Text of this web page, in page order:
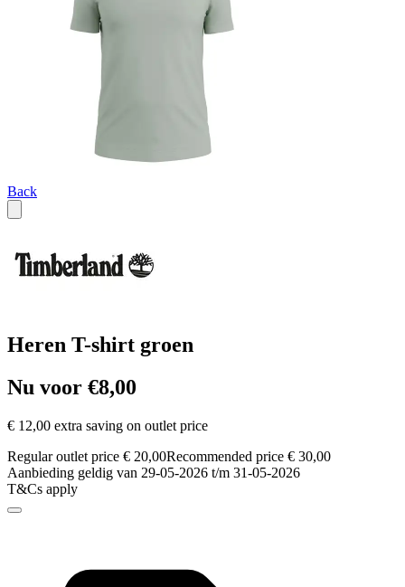
Back
Heren T-shirt groen
Nu voor €8,00
€ 12,00 extra saving on outlet price
Regular outlet price € 20,00Recommended price € 30,00
Aanbieding geldig van 29-05-2026 t/m 31-05-2026
T&Cs apply